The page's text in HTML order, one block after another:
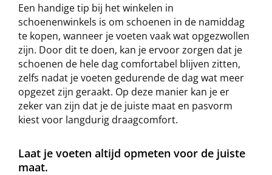
Een handige tip bij het winkelen in
schoenenwinkels is om schoenen in de namiddag
te kopen, wanneer je voeten vaak wat opgezwollen
zijn. Door dit te doen, kan je ervoor zorgen dat je
schoenen de hele dag comfortabel blijven zitten,
zelfs nadat je voeten gedurende de dag wat meer
opgezet zijn geraakt. Op deze manier kan je er
zeker van zijn dat je de juiste maat en pasvorm
kiest voor langdurig draagcomfort.
Laat je voeten altijd opmeten voor de juiste
maat.